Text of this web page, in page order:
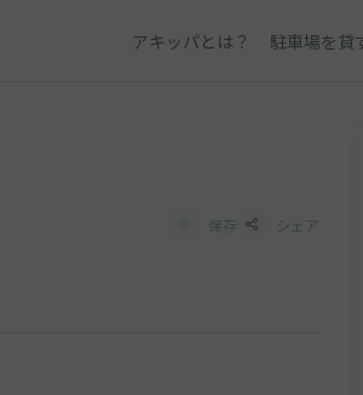
アキッパとは？ 駐車場を貸
保存 シェア